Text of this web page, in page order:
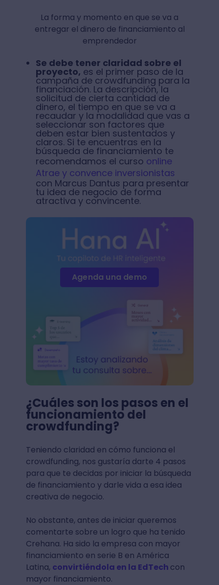
La forma y momento en que se va a
entregar el dinero de financiamiento al
emprendedor
Se debe tener claridad sobre el
proyecto, es el primer paso de la
campaña de crowdfunding para la
financiación. La descripción, la
solicitud de cierta cantidad de
dinero, el tiempo en que se va a
recaudar y la modalidad que vas a
seleccionar son factores que
deben estar bien sustentados y
claros. Si te encuentras en la
búsqueda de financiamiento te
recomendamos el curso online
Atrae y convence inversionistas
con Marcus Dantus para presentar
tu idea de negocio de forma
atractiva y convincente.
Agenda una demo
¿Cuáles son los pasos en el
funcionamiento del
crowdfunding?
Teniendo claridad en cómo funciona el
crowdfunding, nos gustaría darte 4 pasos
para que te decidas por iniciar la búsqueda
de financiamiento y darle vida a esa idea
creativa de negocio.
No obstante, antes de iniciar queremos
comentarte sobre un logro que ha tenido
Crehana. Ha sido la empresa con mayor
financiamiento en serie B en América
Latina, convirtiéndola en la EdTech con
mayor financiamiento.